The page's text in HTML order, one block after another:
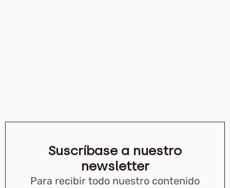
Suscríbase a nuestro
newsletter
Para recibir todo nuestro contenido